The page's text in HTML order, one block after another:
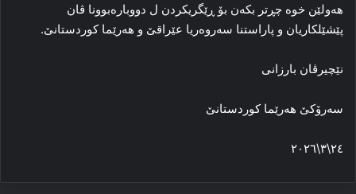
هەولێن خوە چڕتر بکەن بۆ ڕێگریکردن ل دووبارەبوونا ڤان
پێشێلکاریان و پاراستنا سەروەریا عێراقێ و هەرێما کوردستانێ.
نێچیرڤان بارزانی
سەرۆکێ هەرێما کوردستانێ
٢٤\٣\٢٠٢٦